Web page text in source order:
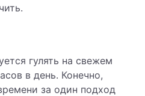
гулять на свежем
в день. Конечно,
за один подход